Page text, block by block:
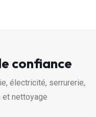
confiance
électricité, serrurerie,
nettoyage